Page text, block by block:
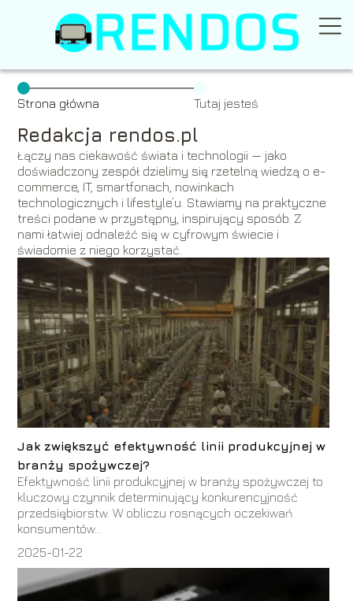
Strona główna Tutaj jesteś
Redakcja rendos.pl
Łączy nas ciekawość świata i technologii — jako
doświadczony zespół dzielimy się rzetelną wiedzą o e-
commerce, IT, smartfonach, nowinkach
technologicznych i lifestyle’u. Stawiamy na praktyczne
treści podane w przystępny, inspirujący sposób. Z
nami łatwiej odnaleźć się w cyfrowym świecie i
świadomie z niego korzystać.
Jak zwiększyć efektywność linii produkcyjnej w
branży spożywczej?
Efektywność linii produkcyjnej w branży spożywczej to
kluczowy czynnik determinujący konkurencyjność
przedsiębiorstw. W obliczu rosnących oczekiwań
konsumentów...
2025-01-22